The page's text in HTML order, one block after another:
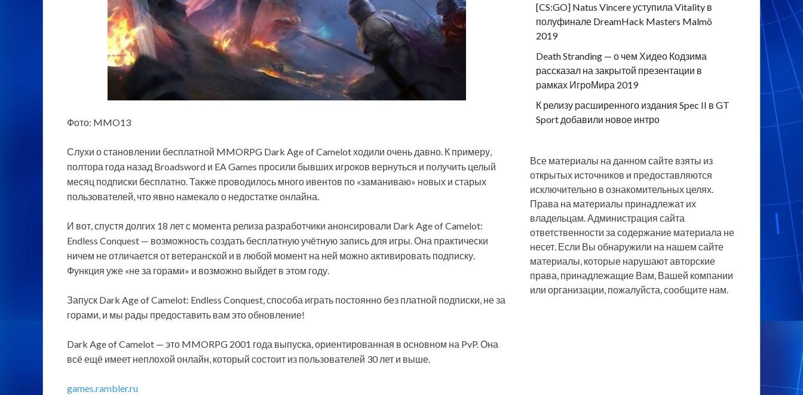
Фото: MMO13
Слухи о становлении бесплатной MMORPG Dark Age of Camelot ходили очень давно. К примеру,
полтора года назад Broadsword и EA Games просили бывших игроков вернуться и получить целый
месяц подписки бесплатно. Также проводилось много ивентов по «заманиваю» новых и старых
пользователей, что явно намекало о недостатке онлайна.
И вот, спустя долгих 18 лет с момента релиза разработчики анонсировали Dark Age of Camelot:
Endless Conquest — возможность создать бесплатную учётную запись для игры. Она практически
ничем не отличается от ветеранской и в любой момент на ней можно активировать подписку.
Функция уже «не за горами» и возможно выйдет в этом году.
Запуск Dark Age of Camelot: Endless Conquest, способа играть постоянно без платной подписки, не за
горами, и мы рады предоставить вам это обновление!
Dark Age of Camelot — это MMORPG 2001 года выпуска, ориентированная в основном на PvP. Она
всё ещё имеет неплохой онлайн, который состоит из пользователей 30 лет и выше.
games.rambler.ru
[CS:GO] Natus Vincere уступила Vitality в
полуфинале DreamHack Masters Malmö
2019
Death Stranding — о чем Хидео Кодзима
рассказал на закрытой презентации в
рамках ИгроМира 2019
К релизу расширенного издания Spec II в GT
Sport добавили новое интро
Все материалы на данном сайте взяты из
открытых источников и предоставляются
исключительно в ознакомительных целях.
Права на материалы принадлежат их
владельцам. Администрация сайта
ответственности за содержание материала не
несет. Если Вы обнаружили на нашем сайте
материалы, которые нарушают авторские
права, принадлежащие Вам, Вашей компании
или организации, пожалуйста, сообщите нам.